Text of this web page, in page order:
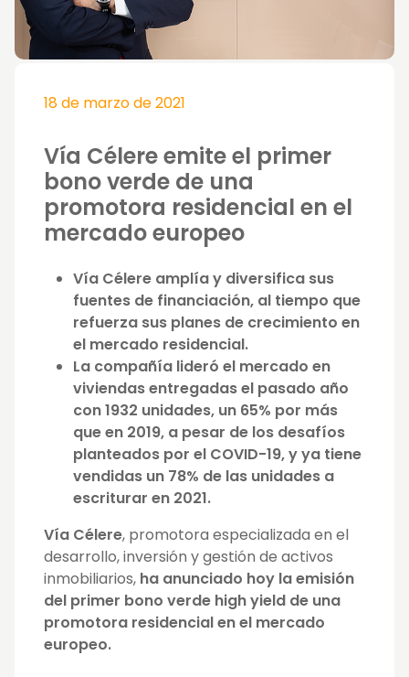
18 de marzo de 2021
Vía Célere emite el primer
bono verde de una
promotora residencial en el
mercado europeo
Vía Célere amplía y diversifica sus
fuentes de financiación, al tiempo que
refuerza sus planes de crecimiento en
el mercado residencial.
La compañía lideró el mercado en
viviendas entregadas el pasado año
con 1932 unidades, un 65% por más
que en 2019, a pesar de los desafíos
planteados por el COVID-19, y ya tiene
vendidas un 78% de las unidades a
escriturar en 2021.
Vía Célere, promotora especializada en el
desarrollo, inversión y gestión de activos
inmobiliarios, ha anunciado hoy la emisión
del primer bono verde high yield de una
promotora residencial en el mercado
europeo.